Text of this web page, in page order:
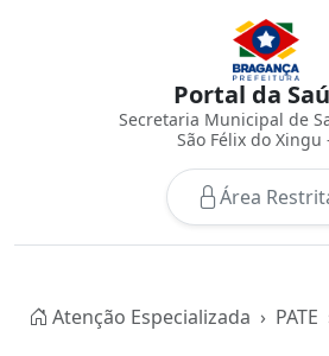
Portal da
Secretaria Municipal de
São Félix do Xingu
Área
Atenção Especializada PATE